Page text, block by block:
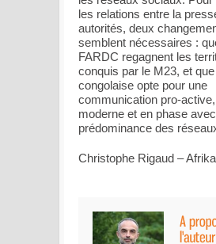
les relations entre la
autorités, deux
semblent nécessaires :
FARDC regagnent les
conquis par le M23, et que
congolaise opte pour une
communication pro-
moderne et en phase
prédominance des
Christophe Rigaud –